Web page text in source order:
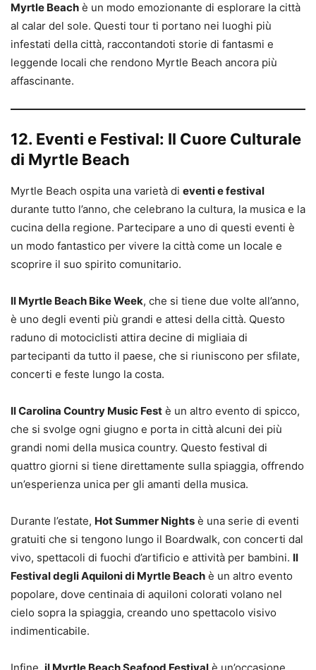
Myrtle Beach è un modo emozionante di esplorare la città
al calar del sole. Questi tour ti portano nei luoghi più
infestati della città, raccontandoti storie di fantasmi e
leggende locali che rendono Myrtle Beach ancora più
affascinante.
12. Eventi e Festival: Il Cuore Culturale
di Myrtle Beach
Myrtle Beach ospita una varietà di eventi e festival
durante tutto l’anno, che celebrano la cultura, la musica e la
cucina della regione. Partecipare a uno di questi eventi è
un modo fantastico per vivere la città come un locale e
scoprire il suo spirito comunitario.
Il Myrtle Beach Bike Week, che si tiene due volte all’anno,
è uno degli eventi più grandi e attesi della città. Questo
raduno di motociclisti attira decine di migliaia di
partecipanti da tutto il paese, che si riuniscono per sfilate,
concerti e feste lungo la costa.
Il Carolina Country Music Fest è un altro evento di spicco,
che si svolge ogni giugno e porta in città alcuni dei più
grandi nomi della musica country. Questo festival di
quattro giorni si tiene direttamente sulla spiaggia, offrendo
un’esperienza unica per gli amanti della musica.
Durante l’estate, Hot Summer Nights è una serie di eventi
gratuiti che si tengono lungo il Boardwalk, con concerti dal
vivo, spettacoli di fuochi d’artificio e attività per bambini. Il
Festival degli Aquiloni di Myrtle Beach è un altro evento
popolare, dove centinaia di aquiloni colorati volano nel
cielo sopra la spiaggia, creando uno spettacolo visivo
indimenticabile.